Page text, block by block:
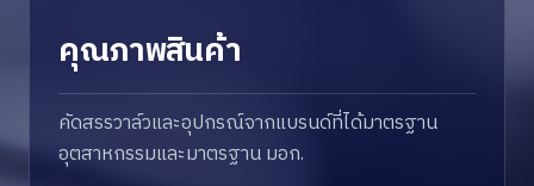
คุณภาพสินค้า
คัดสรรวาล์วและอุปกรณ์จากแบรนด์ที่ได้มาตรฐาน
อุตสาหกรรมและมาตรฐาน มอก.